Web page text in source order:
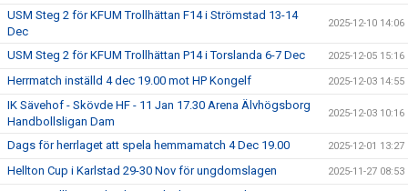
USM Steg 2 för KFUM Trollhättan F14 i Strömstad 13-14
Dec
2025-12-10 14:06
USM Steg 2 för KFUM Trollhättan P14 i Torslanda 6-7 Dec 2025-12-05 15:16
Herrmatch inställd 4 dec 19.00 mot HP Kongelf 2025-12-03 14:55
IK Sävehof - Skövde HF - 11 Jan 17.30 Arena Älvhögsborg
Handbollsligan Dam
2025-12-03 10:16
Dags för herrlaget att spela hemmamatch 4 Dec 19.00 2025-12-01 13:27
Hellton Cup i Karlstad 29-30 Nov för ungdomslagen 2025-11-27 08:53